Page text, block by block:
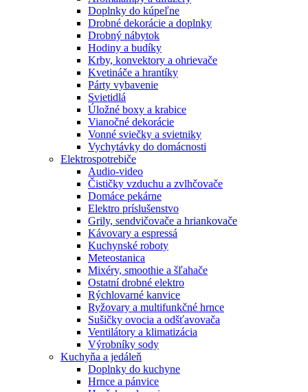
Doplnky do kúpeľne
Drobné dekorácie a doplnky
Drobný nábytok
Hodiny a budíky
Krby, konvektory a ohrievače
Kvetináče a hrantíky
Párty vybavenie
Svietidlá
Úložné boxy a krabice
Vianočné dekorácie
Vonné sviečky a svietniky
Vychytávky do domácnosti
Elektrospotrebiče
Audio-video
Čističky vzduchu a zvlhčovače
Domáce pekárne
Elektro príslušenstvo
Grily, sendvičovače a hriankovače
Kávovary a espressá
Kuchynské roboty
Meteostanica
Mixéry, smoothie a šľahače
Ostatní drobné elektro
Rýchlovarné kanvice
Ryžovary a multifunkčné hrnce
Sušičky ovocia a odšťavovača
Ventilátory a klimatizácia
Výrobníky sody
Kuchyňa a jedáleň
Doplnky do kuchyne
Hrnce a pánvice